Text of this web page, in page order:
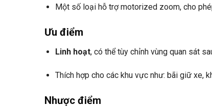
Một số loại hỗ trợ motorized zoom, cho
Ưu điểm
Linh hoạt, có thể tùy chỉnh vùng quan sát
Thích hợp cho các khu vực như: bãi giữ xe,
Nhược điểm